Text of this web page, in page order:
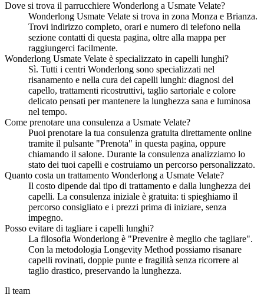
Dove si trova il parrucchiere Wonderlong a Usmate Velate?
Wonderlong Usmate Velate si trova in zona Monza e Brianza.
Trovi indirizzo completo, orari e numero di telefono nella
sezione contatti di questa pagina, oltre alla mappa per
raggiungerci facilmente.
Wonderlong Usmate Velate è specializzato in capelli lunghi?
Sì. Tutti i centri Wonderlong sono specializzati nel
risanamento e nella cura dei capelli lunghi: diagnosi del
capello, trattamenti ricostruttivi, taglio sartoriale e colore
delicato pensati per mantenere la lunghezza sana e luminosa
nel tempo.
Come prenotare una consulenza a Usmate Velate?
Puoi prenotare la tua consulenza gratuita direttamente online
tramite il pulsante "Prenota" in questa pagina, oppure
chiamando il salone. Durante la consulenza analizziamo lo
stato dei tuoi capelli e costruiamo un percorso personalizzato.
Quanto costa un trattamento Wonderlong a Usmate Velate?
Il costo dipende dal tipo di trattamento e dalla lunghezza dei
capelli. La consulenza iniziale è gratuita: ti spieghiamo il
percorso consigliato e i prezzi prima di iniziare, senza
impegno.
Posso evitare di tagliare i capelli lunghi?
La filosofia Wonderlong è "Prevenire è meglio che tagliare".
Con la metodologia Longevity Method possiamo risanare
capelli rovinati, doppie punte e fragilità senza ricorrere al
taglio drastico, preservando la lunghezza.
Il team